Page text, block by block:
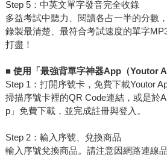
Step 5：中英文單字發音完全收錄
多益考試中聽力、閱讀各占一半的分數
錄製最清楚、最符合考試速度的單字
打盡！
■ 使用「最強背單字神器App（Youtor
Step 1：打開序號卡，免費下載Youtor
掃描序號卡裡的QR Code連結，或是於
p」免費下載，並完成註冊與登入。
Step 2：輸入序號、兌換商品
輸入序號兌換商品。請注意因網路連線